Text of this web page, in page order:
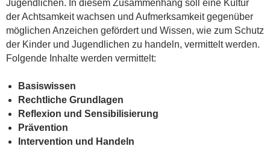
Jugendlichen. In diesem Zusammenhang soll eine Kultur
der Achtsamkeit wachsen und Aufmerksamkeit gegenüber
möglichen Anzeichen gefördert und Wissen, wie zum Schutz
der Kinder und Jugendlichen zu handeln, vermittelt werden.
Folgende Inhalte werden vermittelt:
Basiswissen
Rechtliche Grundlagen
Reflexion und Sensibilisierung
Prävention
Intervention und Handeln